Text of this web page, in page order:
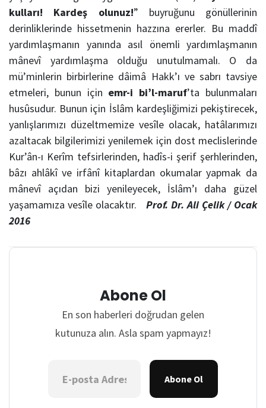
kulları! Kardeş olunuz!” buyruğunu gönüllerinin
derinliklerinde hissetmenin hazzına ererler. Bu maddî
yardımlaşmanın yanında asıl önemli yardımlaşmanın
mânevî yardımlaşma olduğu unutulmamalı. O da
mü’minlerin birbirlerine dâimâ Hakk’ı ve sabrı tavsiye
etmeleri, bunun için emr-i bi’l-maruf’ta bulunmaları
husûsudur. Bunun için İslâm kardeşliğimizi pekiştirecek,
yanlışlarımızı düzeltmemize vesîle olacak, hatâlarımızı
azaltacak bilgilerimizi yenilemek için dost meclislerinde
Kur’ân-ı Kerîm tefsirlerinden, hadîs-i şerif şerhlerinden,
bâzı ahlâkî ve irfânî kitaplardan okumalar yapmak da
mânevî açıdan bizi yenileyecek, İslâm’ı daha güzel
yaşamamıza vesîle olacaktır. Prof. Dr. Ali Çelik / Ocak
2016
Abone Ol
En son haberleri doğrudan gelen
kutunuza alın. Asla spam yapmayız!
Abone Ol